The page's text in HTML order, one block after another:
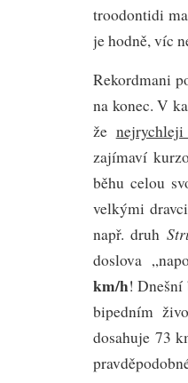
troodontidi
je hodně, víc
Rekordmani
na konec. V
že
zajímaví
běhu celou
velkými
např. druh
doslova
km/h! Dnešní
bipedním
dosahuje 73